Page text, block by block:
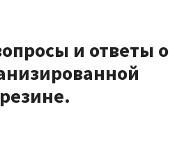
и ответы о
резине.